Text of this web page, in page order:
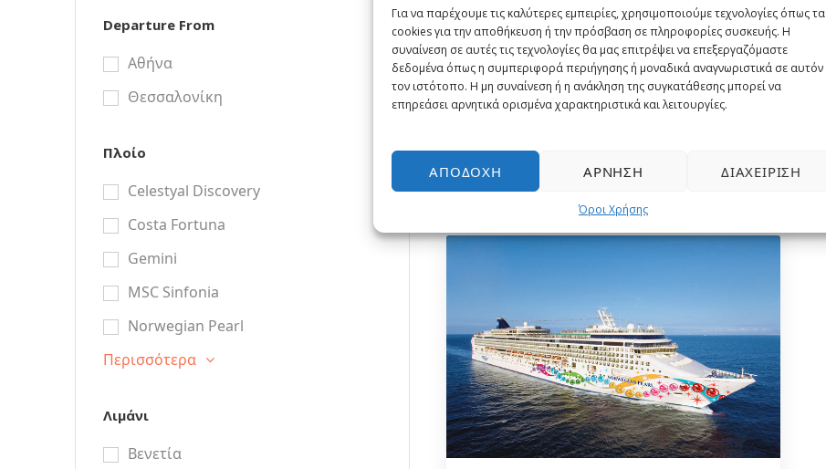
Για να παρέχουμε τις καλύτερες εμπειρίες, χρησιμοποιούμε τεχνολογίες όπως τα
cookies για την αποθήκευση ή την πρόσβαση σε πληροφορίες συσκευής. Η
συναίνεση σε αυτές τις τεχνολογίες θα μας επιτρέψει να επεξεργαζόμαστε
δεδομένα όπως η συμπεριφορά περιήγησης ή μοναδικά αναγνωριστικά σε αυτόν
τον ιστότοπο. Η μη συναίνεση ή η ανάκληση της συγκατάθεσης μπορεί να
επηρεάσει αρνητικά ορισμένα χαρακτηριστικά και λειτουργίες.
ΑΠΟΔΟΧΉ ΆΡΝΗΣΗ ΔΙΑΧΕΊΡΙΣΗ
Όροι Χρήσης
8ήμερη κρουαζιέρα | Πειραιάς,
Σμύρνη, Κωνσταντινούπολη,
Κέρκυρα, Μπάρι
7 νύχτες
Departure From
Αθήνα
Θεσσαλονίκη
Πλοίο
Celestyal Discovery
Costa Fortuna
Gemini
MSC Sinfonia
Norwegian Pearl
Περισσότερα
Λιμάνι
Βενετία